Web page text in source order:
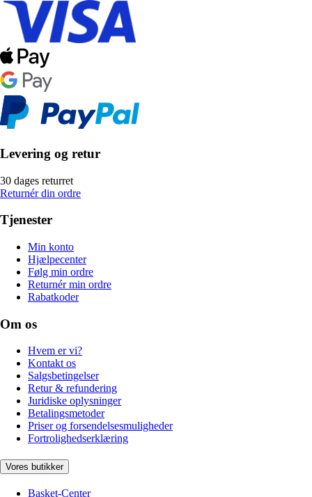
Levering og retur
30 dages returret
Returnér din ordre
Tjenester
Min konto
Hjælpecenter
Følg min ordre
Returnér min ordre
Rabatkoder
Om os
Hvem er vi?
Kontakt os
Salgsbetingelser
Retur & refundering
Juridiske oplysninger
Betalingsmetoder
Priser og forsendelsesmuligheder
Fortrolighedserklæring
Vores butikker
Basket-Center